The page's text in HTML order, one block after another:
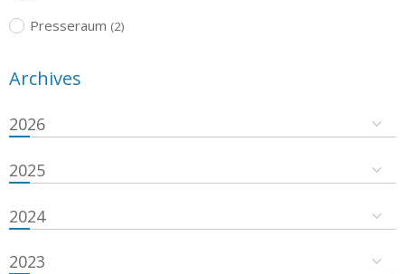
Presseraum (2)
Archives
2026
2025
2024
2023